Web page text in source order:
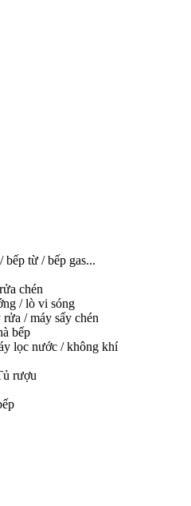
bếp từ / bếp gas...
chén
/ lò vi sóng
/ máy sấy chén
bếp
lọc nước / không khí
rượu